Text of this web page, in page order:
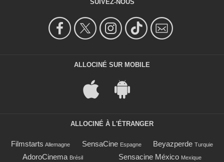
SUIVEZ-NOUS
ALLOCINÉ SUR MOBILE
ALLOCINÉ À L'ÉTRANGER
Filmstarts Allemagne SensaCine Espagne Beyazperde Turquie
AdoroCinema Brésil Sensacine México Mexique